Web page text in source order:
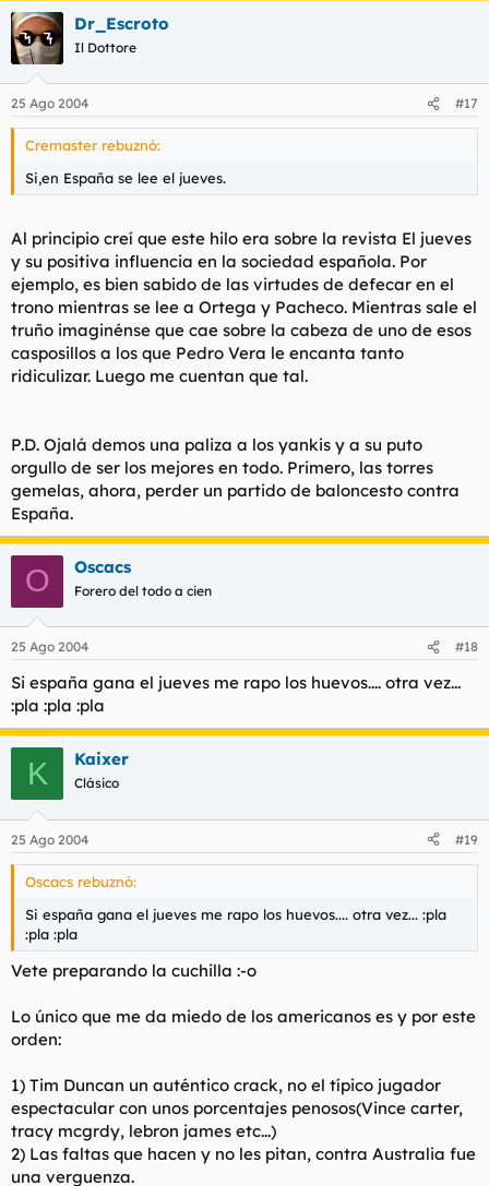
Dr_Escroto
Il Dottore
25 Ago 2004 #17
Cremaster rebuznó:
Si,en España se lee el jueves.
Al principio creí que este hilo era sobre la revista El jueves
y su positiva influencia en la sociedad española. Por
ejemplo, es bien sabido de las virtudes de defecar en el
trono mientras se lee a Ortega y Pacheco. Mientras sale el
truño imaginénse que cae sobre la cabeza de uno de esos
casposillos a los que Pedro Vera le encanta tanto
ridiculizar. Luego me cuentan que tal.
P.D. Ojalá demos una paliza a los yankis y a su puto
orgullo de ser los mejores en todo. Primero, las torres
gemelas, ahora, perder un partido de baloncesto contra
España.
O Oscacs
Forero del todo a cien
25 Ago 2004 #18
Si españa gana el jueves me rapo los huevos.... otra vez...
:pla :pla :pla
K Kaixer
Clásico
25 Ago 2004 #19
Oscacs rebuznó:
Si españa gana el jueves me rapo los huevos.... otra vez... :pla
:pla :pla
Vete preparando la cuchilla :-o
Lo único que me da miedo de los americanos es y por este
orden:
1) Tim Duncan un auténtico crack, no el típico jugador
espectacular con unos porcentajes penosos(Vince carter,
tracy mcgrdy, lebron james etc...)
2) Las faltas que hacen y no les pitan, contra Australia fue
una verguenza.